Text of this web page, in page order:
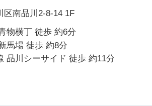
区南品川2-8-14 1F
物横丁 徒歩 約6分
馬場 徒歩 約8分
品川シーサイド 徒歩 約11分